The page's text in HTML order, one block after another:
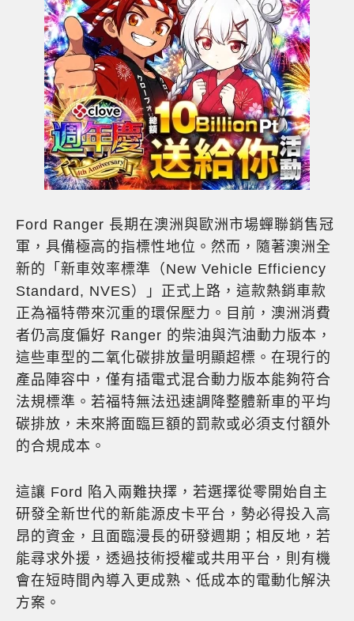
Ford Ranger 長期在澳洲與歐洲市場蟬聯銷售冠
軍，具備極高的指標性地位。然而，隨著澳洲全
新的「新車效率標準（New Vehicle Efficiency
Standard, NVES）」正式上路，這款熱銷車款
正為福特帶來沉重的環保壓力。目前，澳洲消費
者仍高度偏好 Ranger 的柴油與汽油動力版本，
這些車型的二氧化碳排放量明顯超標。在現行的
產品陣容中，僅有插電式混合動力版本能夠符合
法規標準。若福特無法迅速調降整體新車的平均
碳排放，未來將面臨巨額的罰款或必須支付額外
的合規成本。
這讓 Ford 陷入兩難抉擇，若選擇從零開始自主
研發全新世代的新能源皮卡平台，勢必得投入高
昂的資金，且面臨漫長的研發週期；相反地，若
能尋求外援，透過技術授權或共用平台，則有機
會在短時間內導入更成熟、低成本的電動化解決
方案。